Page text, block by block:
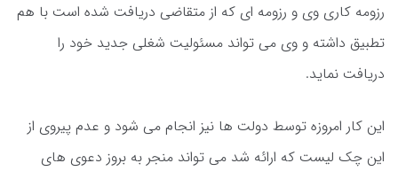
رزومه کاری وی و رزومه ای که از متقاضی دریافت شده است با هم
تطبیق داشته و وی می تواند مسئولیت شغلی جدید خود را
دریافت نماید.
این کار امروزه توسط دولت ها نیز انجام می شود و عدم پیروی از
این چک لیست که ارائه شد می تواند منجر به بروز دعوی های